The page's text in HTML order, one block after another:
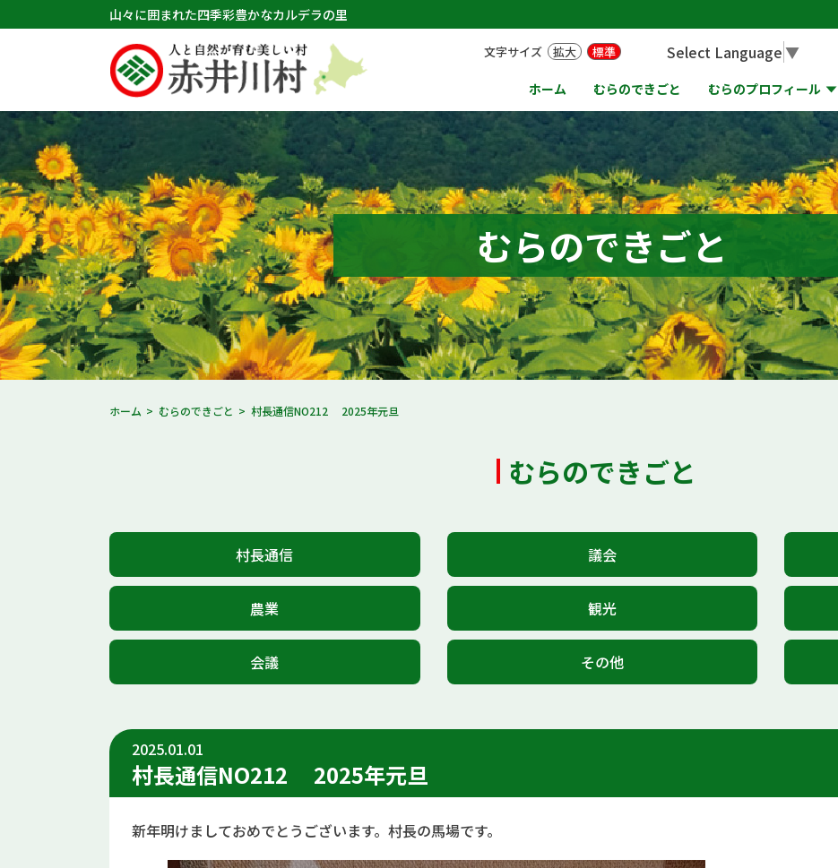
山々に囲まれた四季彩豊かなカルデラの里
ホーム むらのできごと むらのプロフィール
文字サイズ 拡大 標準 Select Language▼
むらのできごと
ホーム むらのできごと 村長通信NO212 2025年元旦
むらのできごと
村長通信 議会
農業 観光
会議 その他
2025.01.01
村長通信NO212 2025年元旦
新年明けましておめでとうございます。村長の馬場です。